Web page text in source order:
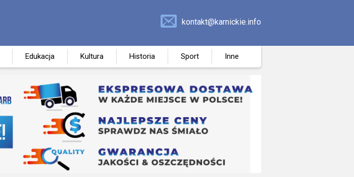
kontakt@karnickie.info
Edukacja Kultura Historia Sport Inne